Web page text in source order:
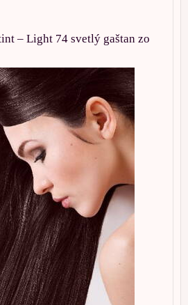
– Light 74 svetlý gaštan zo